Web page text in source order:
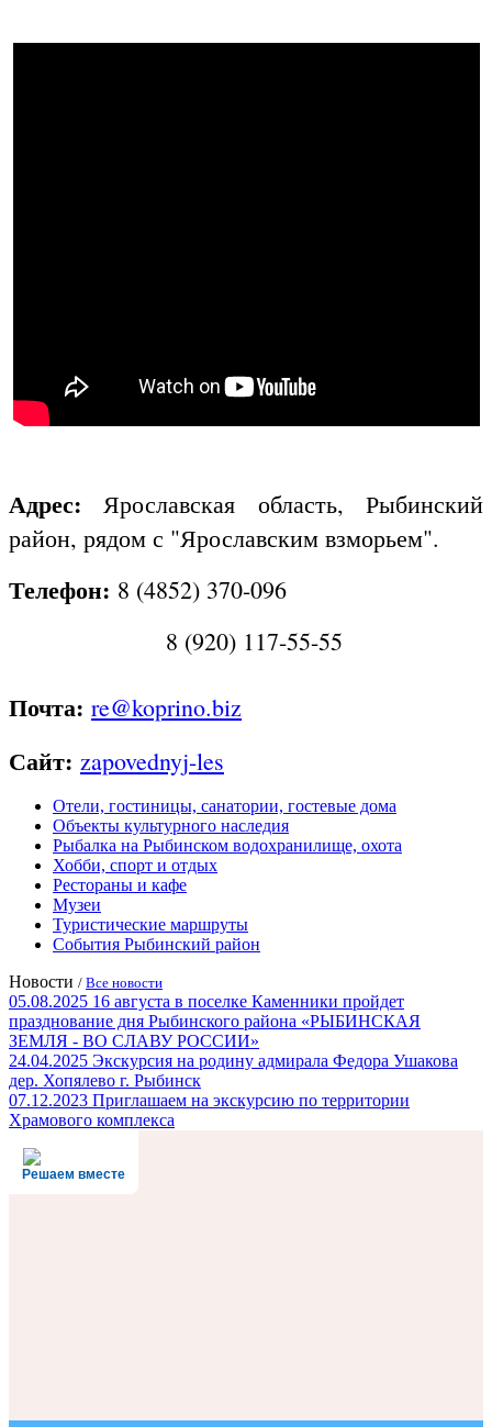
Адрес: Ярославская область, Рыбинский
район, рядом с "Ярославским взморьем".
Телефон: 8 (4852) 370-096
8 (920) 117-55-55
Почта: re@koprino.biz
Сайт: zapovednyj-les
Отели, гостиницы, санатории, гостевые дома
Объекты культурного наследия
Рыбалка на Рыбинском водохранилище, охота
Хобби, спорт и отдых
Рестораны и кафе
Музеи
Туристические маршруты
События Рыбинский район
Новости / Все новости
05.08.2025 16 августа в поселке Каменники пройдет
празднование дня Рыбинского района «РЫБИНСКАЯ
ЗЕМЛЯ - ВО СЛАВУ РОССИИ»
24.04.2025 Экскурсия на родину адмирала Федора Ушакова
дер. Хопялево г. Рыбинск
07.12.2023 Приглашаем на экскурсию по территории
Храмового комплекса
Решаем вместе